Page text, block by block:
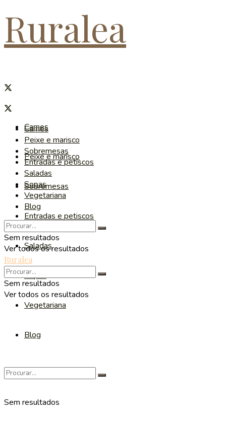
Ruralea
Carnes
Peixe e marisco
Sobremesas
Entradas e petiscos
Saladas
Sopas
Vegetariana
Blog
Sem resultados
Carnes
Peixe e marisco
Sobremesas
Entradas e petiscos
Saladas
Sopas
Vegetariana
Blog
Sem resultados
Ver todos os resultados
Ruralea
Sem resultados
Ver todos os resultados